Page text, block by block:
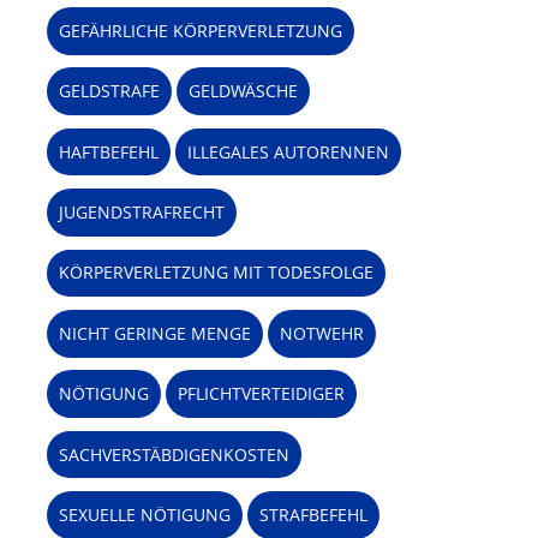
GEFÄHRLICHE KÖRPERVERLETZUNG
GELDSTRAFE GELDWÄSCHE
HAFTBEFEHL ILLEGALES AUTORENNEN
JUGENDSTRAFRECHT
KÖRPERVERLETZUNG MIT TODESFOLGE
NICHT GERINGE MENGE NOTWEHR
NÖTIGUNG PFLICHTVERTEIDIGER
SACHVERSTÄBDIGENKOSTEN
SEXUELLE NÖTIGUNG STRAFBEFEHL